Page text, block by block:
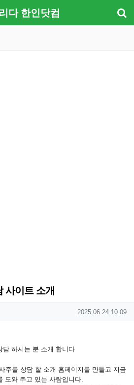
다 한인닷컴
사이트 소개
작성일
2025.06.24 10:09
하시는 분 소개 합니다
주를 상담 할 소개 홈페이지를 만들고 지금
도와 주고 있는 사람입니다.